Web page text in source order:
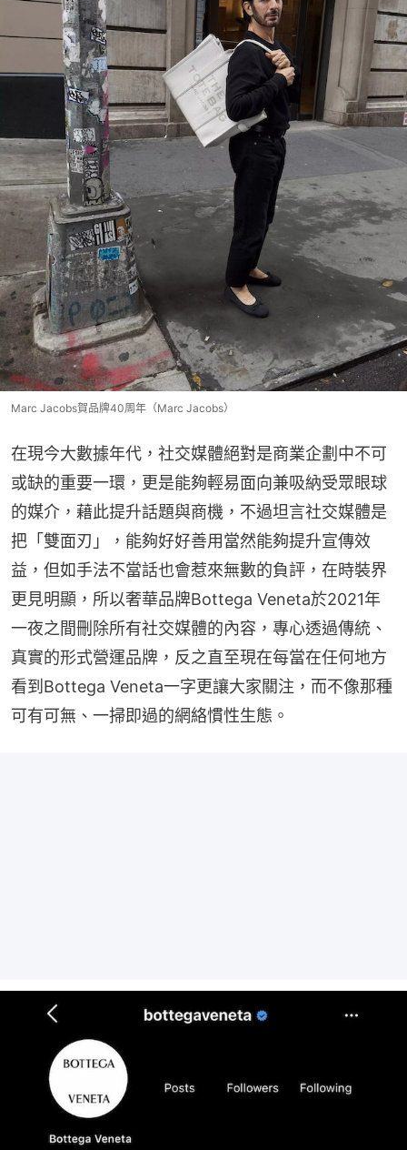
Marc Jacobs賀品牌40周年（Marc Jacobs）
在現今大數據年代，社交媒體絕對是商業企劃中不可
或缺的重要一環，更是能夠輕易面向兼吸納受眾眼球
的媒介，藉此提升話題與商機，不過坦言社交媒體是
把「雙面刃」，能夠好好善用當然能夠提升宣傳效
益，但如手法不當話也會惹來無數的負評，在時裝界
更見明顯，所以奢華品牌Bottega Veneta於2021年
一夜之間刪除所有社交媒體的內容，專心透過傳統、
真實的形式營運品牌，反之直至現在每當在任何地方
看到Bottega Veneta一字更讓大家關注，而不像那種
可有可無、一掃即過的網絡慣性生態。